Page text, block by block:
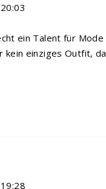
ein Talent für
kein einziges Outfit,